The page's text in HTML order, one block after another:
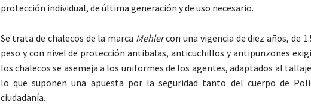
protección individual, de última generación y de uso necesario.
Se trata de chalecos de la marca Mehlercon una vigencia de diez años, de
peso y con nivel de protección antibalas, anticuchillos y antipunzones
los chalecos se asemeja a los uniformes de los agentes, adaptados al
lo que suponen una apuesta por la seguridad tanto del cuerpo de
ciudadanía.